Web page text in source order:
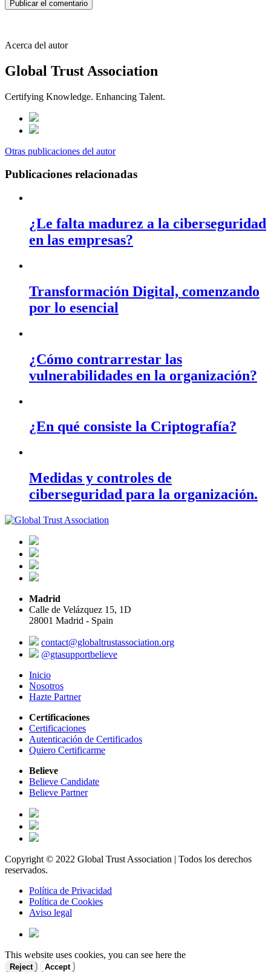
Acerca del autor
Global Trust Association
Certifying Knowledge. Enhancing Talent.
Otras publicaciones del autor
Publicaciones relacionadas
¿Le falta madurez a la ciberseguridad
en las empresas?
Transformación Digital, comenzando
por lo esencial
¿Cómo contrarrestar las
vulnerabilidades en la organización?
¿En qué consiste la Criptografía?
Medidas y controles de
ciberseguridad para la organización.
Madrid
Calle de Velázquez 15, 1D
28001 Madrid - Spain
contact@globaltrustassociation.org
@gtasupportbelieve
Inicio
Nosotros
Hazte Partner
Certificaciones
Certificaciones
Autenticación de Certificados
Quiero Certificarme
Believe
Believe Candidate
Believe Partner
Copyright © 2022 Global Trust Association | Todos los derechos
reservados.
Política de Privacidad
Política de Cookies
Aviso legal
This website uses cookies, you can see here the
Reject Accept